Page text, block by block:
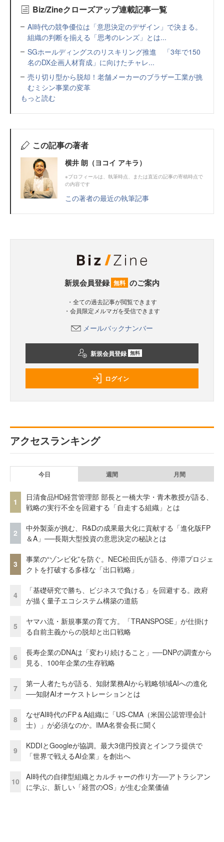
Biz/Zineクローズアップ連載記事一覧
AI時代の競争優位は「意思決定のデザイン」で決まる。
組織の判断を揃える「思考のレンズ」とは...
SGホールディングスのリスキリング推進 「3年で150
名のDX企画人材育成」に向けたチャレ...
売り切り型から脱却！老舗メーカーのブラザー工業が挑
むミシン事業の変革
もっと読む
この記事の著者
横井 朗（ヨコイ アキラ）
※プロフィールは、執筆時点、または直近の記事の寄稿時点で
の内容です
この著者の最近の執筆記事
新規会員登録 無料 のご案内
・全ての過去記事が閲覧できます
・会員限定メルマガを受信できます
メールバックナンバー
新規会員登録 無料
ログイン
アクセスランキング
今日 週間 月間
1
日清食品HD経営管理部 部長と一橋大学・青木教授が語る、
戦略の実行不全を回避する「自走する組織」とは
2
中外製薬が挑む、R&Dの成果最大化に貢献する「進化版FP
＆A」──長期大型投資の意思決定の秘訣とは
3
事業の“ゾンビ化”を防ぐ。NEC松田氏が語る、停滞プロジェ
クトを打破する多様な「出口戦略」
4
「基礎研究で勝ち、ビジネスで負ける」を回避する。政府
が描く量子エコシステム構築の道筋
5
ヤマハ流・新規事業の育て方。「TRANSPOSE」が仕掛け
る自前主義からの脱却と出口戦略
6
長寿企業のDNAは「変わり続けること」──DNPの調査から
見る、100年企業の生存戦略
7
第一人者たちが語る、知財業務AIから戦略領域AIへの進化
──知財AIオーケストレーションとは
8
なぜAI時代のFP＆A組織に「US-CMA（米国公認管理会計
士）」が必須なのか。IMA名誉会長に聞く
9
KDDIとGoogleが協調。最大3億円投資とインフラ提供で
「世界で戦えるAI企業」を創出へ
10
AI時代の自律型組織とカルチャーの作り方──アトラシアン
に学ぶ、新しい「経営のOS」が生む企業価値